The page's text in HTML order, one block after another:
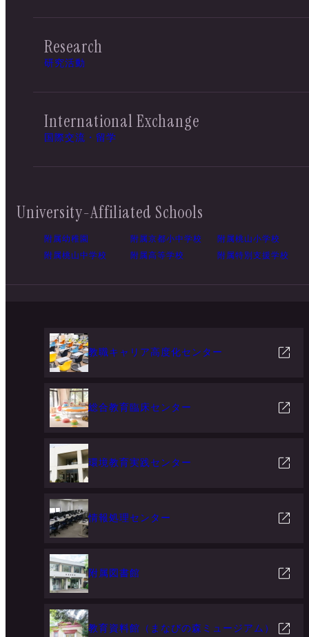
Research
研究活動
International Exchange
国際交流・留学
University-Affiliated Schools
附属幼稚園 附属京都小中学校
附属桃山小学校
附属桃山中学校
附属高等学校 附属特別支援学校
教職キャリア高度化センター
総合教育臨床センター
環境教育実践センター
情報処理センター
附属図書館
教育資料館（まなびの森ミュージアム）